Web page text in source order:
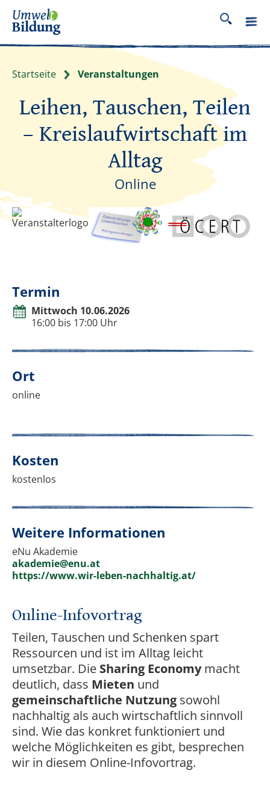
Startseite Veranstaltungen
Leihen, Tauschen, Teilen
– Kreislaufwirtschaft im
Alltag
Online
Termin
Mittwoch 10.06.2026
16:00 bis 17:00 Uhr
Ort
online
Kosten
kostenlos
Weitere Informationen
eNu Akademie
akademie@enu.at
https://www.wir-leben-nachhaltig.at/
Online-Infovortrag
Teilen, Tauschen und Schenken spart
Ressourcen und ist im Alltag leicht
umsetzbar. Die Sharing Economymacht
deutlich, dass Mieten und
gemeinschaftliche Nutzung sowohl
nachhaltig als auch wirtschaftlich sinnvoll
sind. Wie das konkret funktioniert und
welche Möglichkeiten es gibt, besprechen
wir in diesem Online‑Infovortrag.